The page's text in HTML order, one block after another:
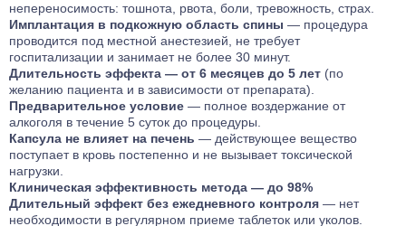
непереносимость: тошнота, рвота, боли, тревожность, страх.
Имплантация в подкожную область спины — процедура
проводится под местной анестезией, не требует
госпитализации и занимает не более 30 минут.
Длительность эффекта — от 6 месяцев до 5 лет (по
желанию пациента и в зависимости от препарата).
Предварительное условие — полное воздержание от
алкоголя в течение 5 суток до процедуры.
Капсула не влияет на печень — действующее вещество
поступает в кровь постепенно и не вызывает токсической
нагрузки.
Клиническая эффективность метода — до 98%
Длительный эффект без ежедневного контроля — нет
необходимости в регулярном приеме таблеток или уколов.